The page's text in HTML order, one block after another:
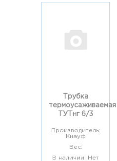
Трубка
термоусаживаемая
ТУТнг 6/3
Производитель:
Кнауф
Вес:
В наличии: Нет